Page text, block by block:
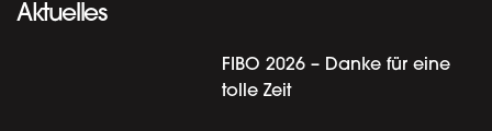
Aktuelles
FIBO 2026 – Danke für eine
tolle Zeit